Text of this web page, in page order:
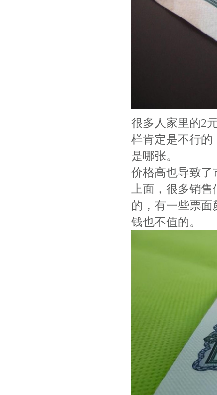
很多人家里的2
样肯定是不行的
是哪张。
价格高也导致了
上面，很多销
的，有一些票
钱也不值的。